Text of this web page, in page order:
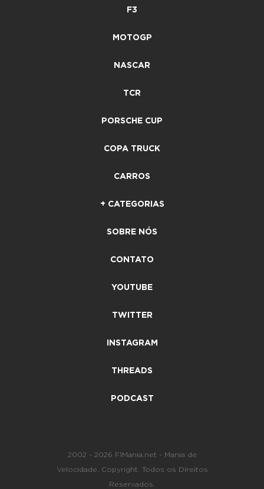
F3
MOTOGP
NASCAR
TCR
PORSCHE CUP
COPA TRUCK
CARROS
+ CATEGORIAS
SOBRE NÓS
CONTATO
YOUTUBE
TWITTER
INSTAGRAM
THREADS
PODCAST
2002 - 2026 F1Mania.net - Mania de
Velocidade. Copyright. Todos os Direitos
Reservados.